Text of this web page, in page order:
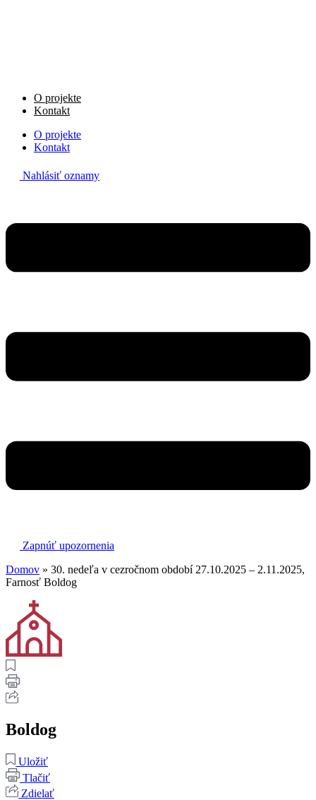
O projekte
Kontakt
O projekte
Kontakt
Nahlásiť oznamy
Zapnúť upozornenia
Domov » 30. nedeľa v cezročnom období 27.10.2025 – 2.11.2025,
Farnosť Boldog
Boldog
Uložiť
Tlačiť
Zdielať